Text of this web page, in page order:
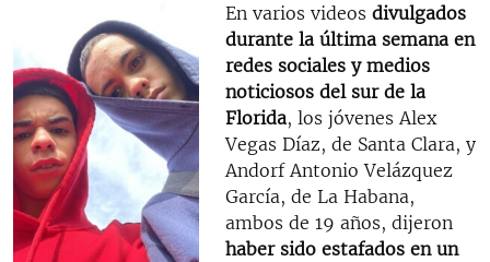
En varios videos divulgados
durante la última semana en
redes sociales y medios
noticiosos del sur de la
Florida, los jóvenes Alex
Vegas Díaz, de Santa Clara, y
Andorf Antonio Velázquez
García, de La Habana,
ambos de 19 años, dijeron
haber sido estafados en un